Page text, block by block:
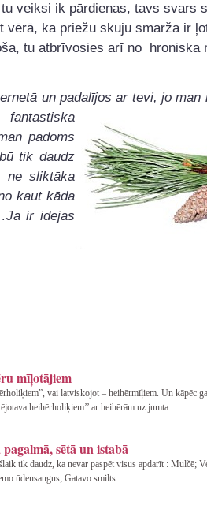
veiksi ik pārdienas, tavs svars
vērā, ka priežu skuju smarža ir
tu atbrīvosies arī no hroniska
un padalījos ar tevi, jo man
padoms
tik daudz
ne sliktāka
kaut kāda
ir idejas
mīļotājiem
vai latviskojot – heihērmīļiem. Un kāpēc
heihērholiķiem’’ ar heihērām uz jumta ...
sētā un istabā
tik daudz, ka nevar paspēt visus apdarīt : Mulčē;
ūdensaugus; Gatavo smilts ...